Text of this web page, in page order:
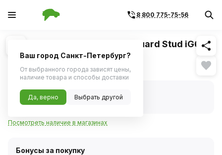
8 800 775-75-56
1/1 Похожие
Шина зимняя Yokohama iceGuard Stud iG65
225/60 R18 104T шип
Нет в наличии
Нет в наличии
Код товара:1061824
Артикул:r3053
Посмотреть наличие в магазинах
Бонусы за покупку
Ваш город Санкт-Петербург?
От выбранного города зависят цены,
наличие товара и способы доставки
Да, верно Выбрать другой